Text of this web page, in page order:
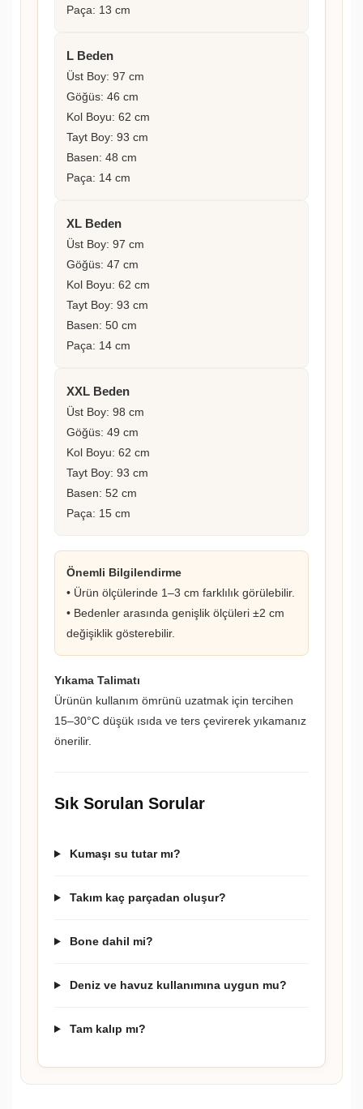
Paça: 13 cm
L Beden
Üst Boy: 97 cm
Göğüs: 46 cm
Kol Boyu: 62 cm
Tayt Boy: 93 cm
Basen: 48 cm
Paça: 14 cm
XL Beden
Üst Boy: 97 cm
Göğüs: 47 cm
Kol Boyu: 62 cm
Tayt Boy: 93 cm
Basen: 50 cm
Paça: 14 cm
XXL Beden
Üst Boy: 98 cm
Göğüs: 49 cm
Kol Boyu: 62 cm
Tayt Boy: 93 cm
Basen: 52 cm
Paça: 15 cm
Önemli Bilgilendirme
• Ürün ölçülerinde 1–3 cm farklılık görülebilir.
• Bedenler arasında genişlik ölçüleri ±2 cm
değişiklik gösterebilir.
Yıkama Talimatı
Ürünün kullanım ömrünü uzatmak için tercihen
15–30°C düşük ısıda ve ters çevirerek yıkamanız
önerilir.
Sık Sorulan Sorular
Kumaşı su tutar mı?
Takım kaç parçadan oluşur?
Bone dahil mi?
Deniz ve havuz kullanımına uygun mu?
Tam kalıp mı?